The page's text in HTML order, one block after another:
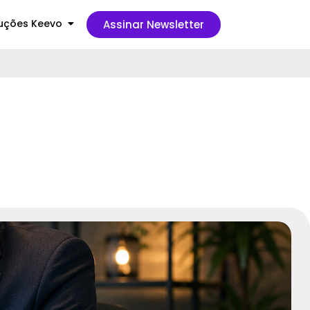
Keevo Assinar Newsletter